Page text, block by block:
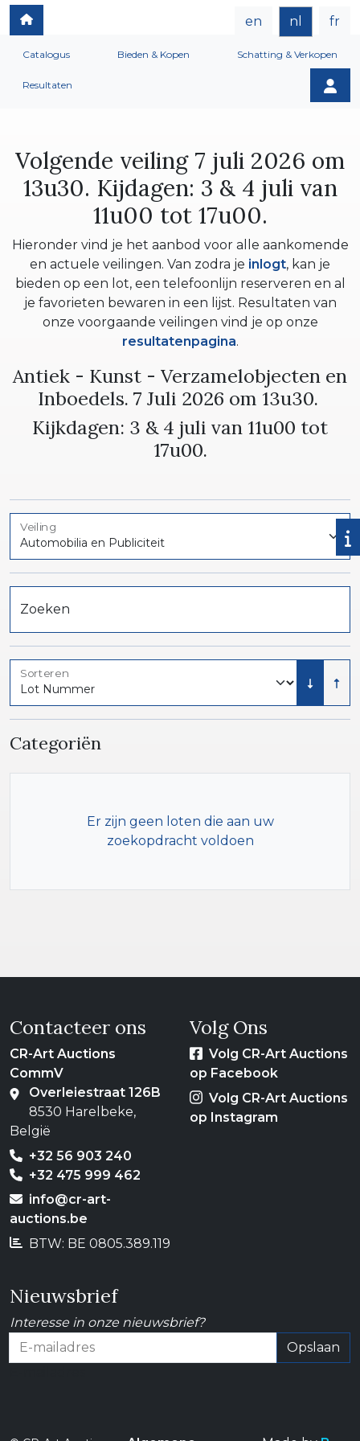
en nl fr
Catalogus Bieden & Kopen Schatting & Verkopen
Resultaten
Volgende veiling 7 juli 2026 om
13u30. Kijdagen: 3 & 4 juli van
11u00 tot 17u00.
Hieronder vind je het aanbod voor alle aankomende
en actuele veilingen. Van zodra je inlogt, kan je
bieden op een lot, een telefoonlijn reserveren en al
je favorieten bewaren in een lijst. Resultaten van
onze voorgaande veilingen vind je op onze
resultatenpagina.
Antiek - Kunst - Verzamelobjecten en
Inboedels. 7 Juli 2026 om 13u30.
Kijkdagen: 3 & 4 juli van 11u00 tot
17u00.
Veiling
Zoeken
Sorteren
Laag
Categoriën
Er zijn geen loten die aan uw
zoekopdracht voldoen
Contacteer ons
CR-Art Auctions
CommV
Overleiestraat 126B
8530 Harelbeke,
België
+32 56 903 240
+32 475 999 462
info@cr-art-
auctions.be
BTW: BE 0805.389.119
Volg Ons
Volg CR-Art Auctions
op Facebook
Volg CR-Art Auctions
op Instagram
Nieuwsbrief
Interesse in onze nieuwsbrief?
Opslaan